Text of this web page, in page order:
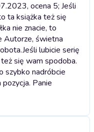
ocena 5; Jeśli
ta książka też się
nie znacie, to
Autorze, świetna
Jeśli lubicie serię
się wam spodoba.
szybko nadróbcie
Panie